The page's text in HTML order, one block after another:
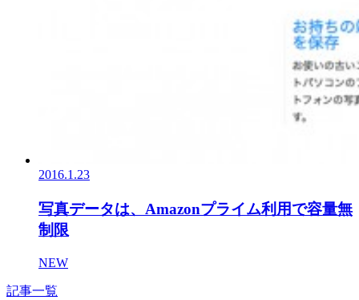
2016.1.23
写真データは、Amazonプライム利用で容量無
制限
NEW
記事一覧